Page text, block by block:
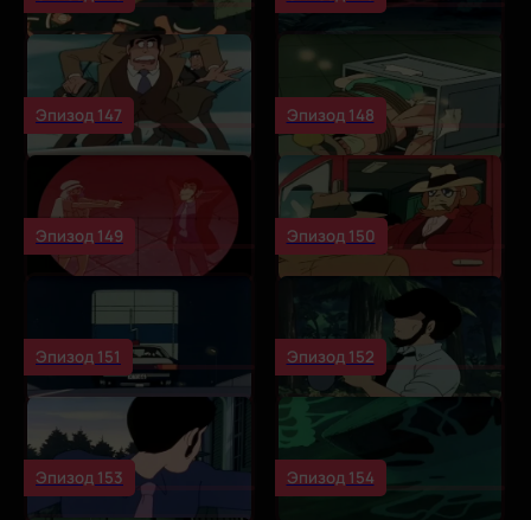
Эпизод 147 Эпизод 148
Эпизод 149 Эпизод 150
Эпизод 151 Эпизод 152
Эпизод 153 Эпизод 154